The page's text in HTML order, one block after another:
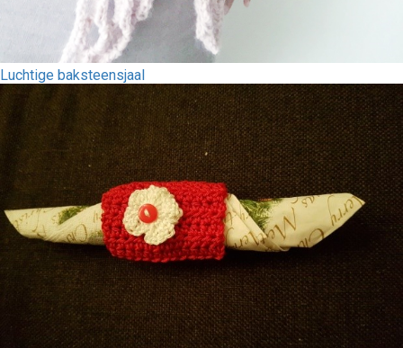
Luchtige baksteensjaal